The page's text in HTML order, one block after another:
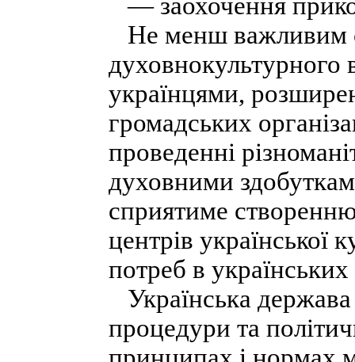
Не менш важливим
духовнокультурного
українцями,
громадських
проведенні
духовними
сприятиме
центрів української
потреб в
Українська
процедури та